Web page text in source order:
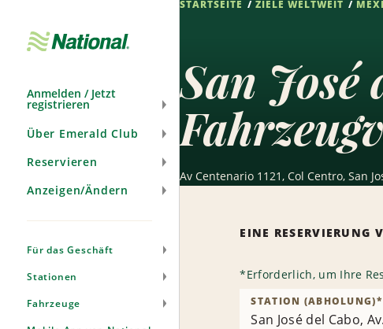
Anmelden / Jetzt
registrieren
Über Emerald Club
Reservieren
Anzeigen/Ändern
Für das Geschäft
Stationen
Fahrzeuge
STARTSEITE ZIELE WELTWEIT
San José
Av Centenario 1121, Col Centro, San
EINE RESERVIERUNG
*Erforderlich, um Ihre
San José del Cabo,
STATION (ABHOLUNG)*